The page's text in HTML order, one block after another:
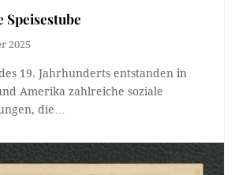
Speisestube
2025
19. Jahrhunderts entstanden in
Amerika zahlreiche soziale
die…